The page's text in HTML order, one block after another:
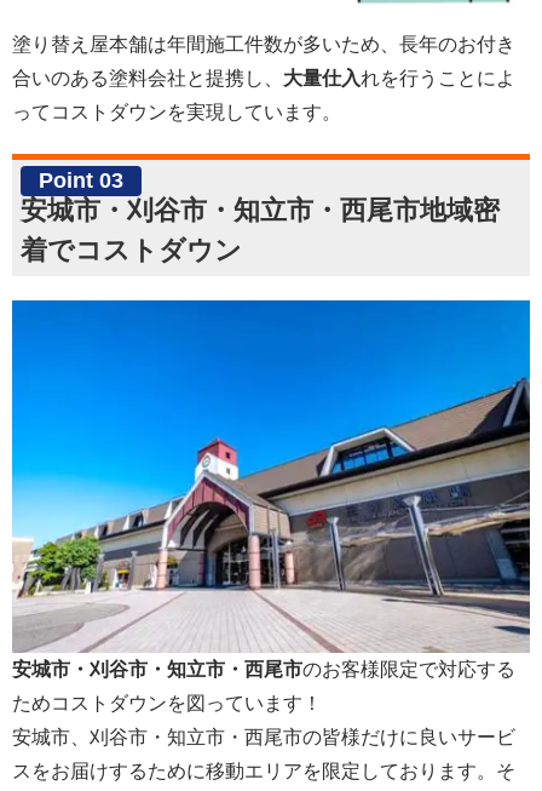
塗り替え屋本舗は年間施工件数が多いため、長年のお付き
合いのある塗料会社と提携し、 大量仕入れを行うことによ
ってコストダウンを実現しています。
Point 03
安城市・刈谷市・知立市・西尾市地域密
着でコストダウン
安城市・刈谷市・知立市・西尾市のお客様限定で対応する
ためコストダウンを図っています！
安城市、刈谷市・知立市・西尾市の皆様だけに良いサービ
スをお届けするために移動エリアを限定しております。そ